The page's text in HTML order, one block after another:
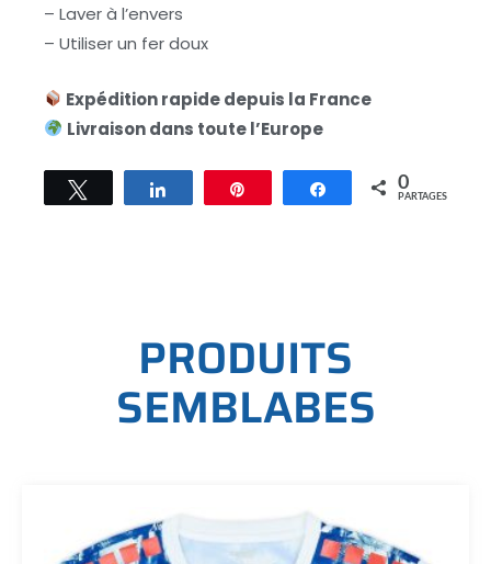
– Laver à l’envers
– Utiliser un fer doux
Expédition rapide depuis la France
Livraison dans toute l’Europe
Tweetez Partagez Partagez 0
PARTAGES
PRODUITS
SEMBLABES
produit
a